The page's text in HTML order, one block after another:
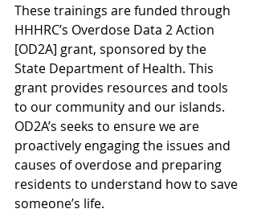
These trainings are funded through
HHHRC’s Overdose Data 2 Action
[OD2A] grant, sponsored by the
State Department of Health. This
grant provides resources and tools
to our community and our islands.
OD2A’s seeks to ensure we are
proactively engaging the issues and
causes of overdose and preparing
residents to understand how to save
someone’s life.